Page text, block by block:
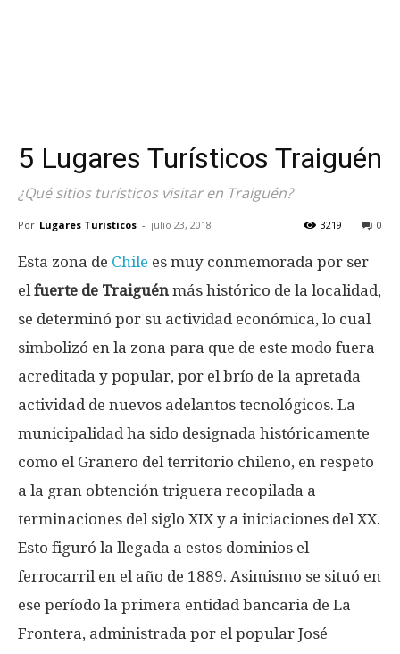
5 Lugares Turísticos Traiguén
¿Qué sitios turísticos visitar en Traiguén?
Por Lugares Turísticos - julio 23, 2018 0
3219
Esta zona de Chile es muy conmemorada por ser
elfuerte de Traiguén más histórico de la localidad,
se determinó por su actividad económica, lo cual
simbolizó en la zona para que de este modo fuera
acreditada y popular, por el brío de la apretada
actividad de nuevos adelantos tecnológicos. La
municipalidad ha sido designada históricamente
como el Granero del territorio chileno, en respeto
a la gran obtención triguera recopilada a
terminaciones del siglo XIX y a iniciaciones del XX.
Esto figuró la llegada a estos dominios el
ferrocarril en el año de 1889. Asimismo se situó en
ese período la primera entidad bancaria de La
Frontera, administrada por el popular José